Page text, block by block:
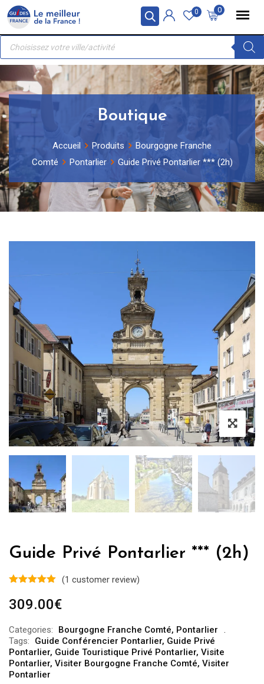
Panneau de gestion des cookies
Skip
content
0
0
Recherche
produits
Boutique
Accueil Produits
Bourgogne Franche
Comté
Pontarlier Guide Privé Pontarlier *** (2h)
Guide Privé Pontarlier *** (2h)
(1 customer review)
309.00€
Categories: Bourgogne Franche Comté, Pontarlier
Tags:
Guide Conférencier Pontarlier, Guide Privé
Pontarlier, Guide Touristique Privé Pontarlier, Visite
Pontarlier, Visiter Bourgogne Franche Comté, Visiter
Pontarlier